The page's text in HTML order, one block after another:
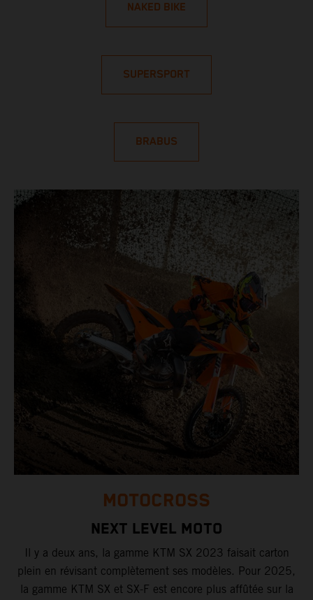
NAKED BIKE
SUPERSPORT
BRABUS
MOTOCROSS
NEXT LEVEL MOTO
Il y a deux ans, la gamme KTM SX 2023 faisait carton
plein en révisant complètement ses modèles. Pour 2025,
la gamme KTM SX et SX-F est encore plus affûtée sur la